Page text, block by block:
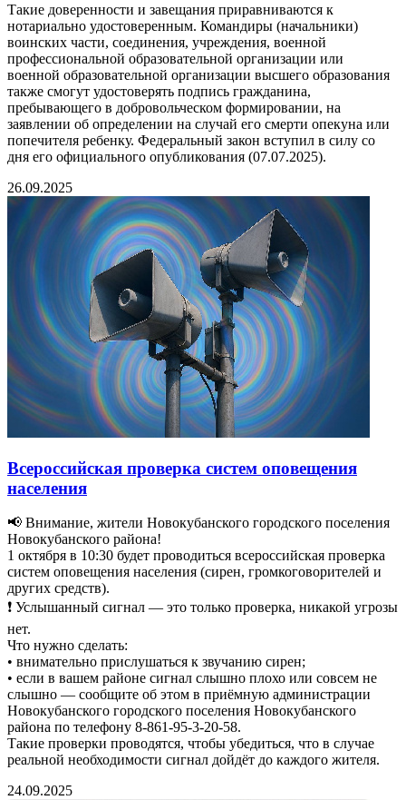
Такие доверенности и завещания приравниваются к
нотариально удостоверенным. Командиры (начальники)
воинских части, соединения, учреждения, военной
профессиональной образовательной организации или
военной образовательной организации высшего образования
также смогут удостоверять подпись гражданина,
пребывающего в добровольческом формировании, на
заявлении об определении на случай его смерти опекуна или
попечителя ребенку. Федеральный закон вступил в силу со
дня его официального опубликования (07.07.2025).
26.09.2025
Всероссийская проверка систем оповещения
населения
📢 Внимание, жители Новокубанского городского поселения
Новокубанского района!
1 октября в 10:30 будет проводиться всероссийская проверка
систем оповещения населения (сирен, громкоговорителей и
других средств).
❗ Услышанный сигнал — это только проверка, никакой угрозы
нет.
Что нужно сделать:
• внимательно прислушаться к звучанию сирен;
• если в вашем районе сигнал слышно плохо или совсем не
слышно — сообщите об этом в приёмную администрации
Новокубанского городского поселения Новокубанского
района по телефону 8-861-95-3-20-58.
Такие проверки проводятся, чтобы убедиться, что в случае
реальной необходимости сигнал дойдёт до каждого жителя.
24.09.2025